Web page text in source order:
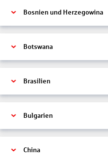
Bosnien und Herzegowina
Botswana
Brasilien
Bulgarien
China